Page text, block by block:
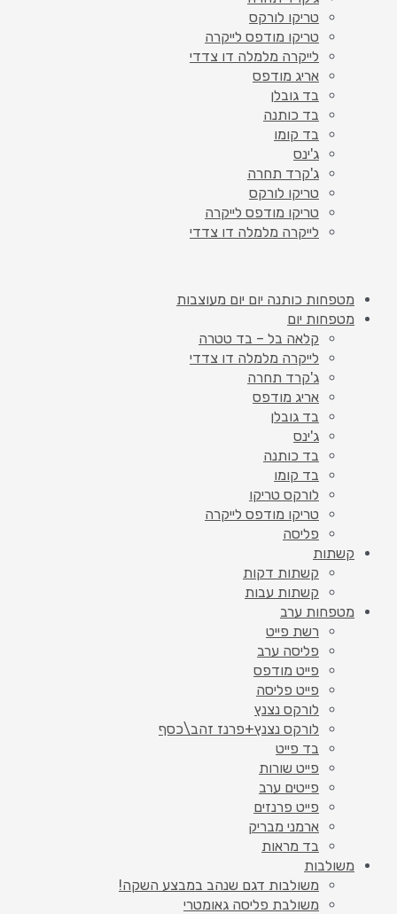
טריקו לורקס
טריקו מודפס לייקרה
לייקרה מלמלה דו צדדי
אריג מודפס
בד גובלן
בד כותנה
בד קומו
ג'ינס
ג'קרד תחרה
טריקו לורקס
טריקו מודפס לייקרה
לייקרה מלמלה דו צדדי
מטפחות כותנה יום יום מעוצבות
מטפחות יום
קלאה בל – בד טטרה
לייקרה מלמלה דו צדדי
ג'קרד תחרה
אריג מודפס
בד גובלן
ג'ינס
בד כותנה
בד קומו
לורקס טריקו
טריקו מודפס לייקרה
פליסה
קשתות
קשתות דקות
קשתות עבות
מטפחות ערב
רשת פייט
פליסה ערב
פייט מודפס
פייט פליסה
לורקס נצנץ
לורקס נצנץ+פרנז זהב\כסף
בד פייט
פייט שורות
פייטים ערב
פייט פרנזים
ארמני מבריק
בד מראות
משולבות
משולבות דגם שנהב במבצע השקה!
משולבת פליסה גאומטרי